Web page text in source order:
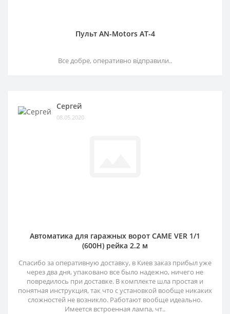
Пульт AN-Motors AT-4
Все добре, оперативно відправили..
Сергей
08.05.2020
Автоматика для гаражных ворот CAME VER 1/1
(600H) рейка 2.2 м
Спасибо за оперативную доставку, в Киев заказ прибыл уже
через два дня, упаковано все было надежно, ничего не
повредилось при доставке. В комплекте шла простая и
понятная инструкция, так что с установкой вообще никаких
сложностей не возникло. Работают вообще идеально.
Имеется встроенная лампа, чт..